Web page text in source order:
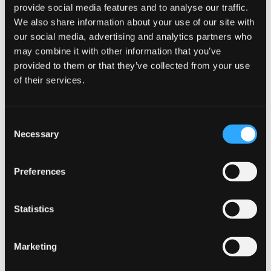
provide social media features and to analyse our traffic.
We also share information about your use of our site with
our social media, advertising and analytics partners who
may combine it with other information that you’ve
provided to them or that they’ve collected from your use
of their services.
Selection
Necessary
Preferences
Statistics
Marketing
الذين يبحثون عن تجربة نيكوتين قوية مع مزيج نكهات استثنائي.
اشترِ بكميات كبيرة لتوفير المزيد وضمان عدم نفاد أكياسك المفضلة.
أضف إلى السلة الآن واختبر التوازن المثالي بين الحرارة والبرودة
في كل كيس.
Strength
Producer Another Snus Factory AB
JOIN THE
SNUSDADDY CLUB
Get first access to fresh drops, hot deals, flavor
tips and and the latest Snusdaddy news.